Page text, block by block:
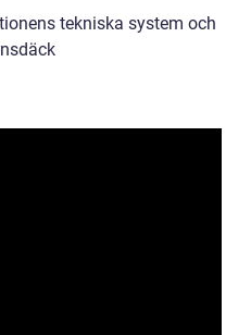
tekniska system och